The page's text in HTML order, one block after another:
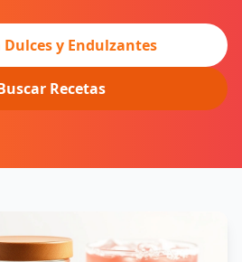
Dulces y Endulzantes
Recetas